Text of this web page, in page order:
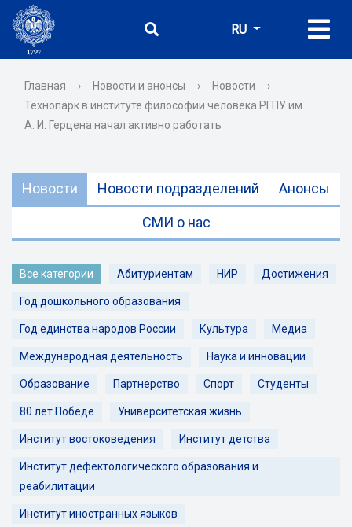
RU
Главная › Новости и анонсы › Новости
›
Технопарк в институте философии человека РГПУ им.
А. И. Герцена начал активно работать
Новости Новости подразделений Анонсы
СМИ о нас
Все категории Абитуриентам НИР Достижения
Год дошкольного образования
Год единства народов России Культура Медиа
Международная деятельность Наука и инновации
Образование Партнерство Спорт Студенты
80 лет Победе Университетская жизнь
Институт востоковедения Институт детства
Институт дефектологического образования и
реабилитации
Институт иностранных языков